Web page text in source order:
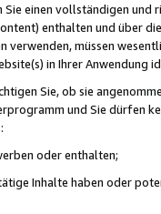
einen vollständigen
enthalten und über
müssen
in Ihrer Anwendung
Sie, ob sie
und Sie dürfen
oder enthalten;
Inhalte haben oder